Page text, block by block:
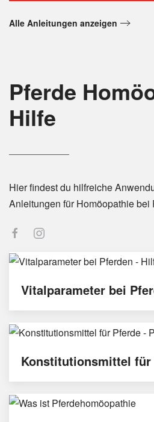
Alle Anleitungen anzeigen
Pferde
Hilfe
Hier findest du hilfreiche
Anleitungen für Homöopathie bei
Vitalparameter bei
Konstitutionsmittel für